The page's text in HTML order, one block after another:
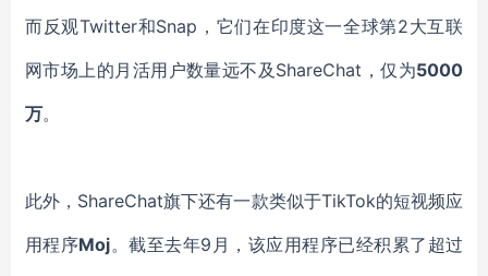
而反观Twitter和Snap ，它们在印度这一全球第2大互联
网市场上的月活用户数量远不及 ShareChat ，仅为5000
万。
此外， ShareChat旗下还有一款类似于TikTok的短视频应
用程序Moj。截至去年9月，该应用程序已经积累了超过